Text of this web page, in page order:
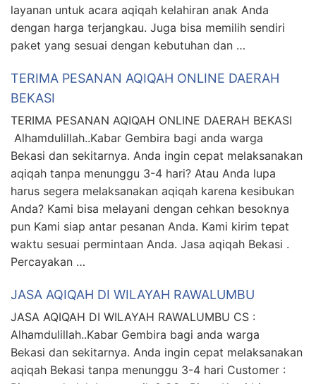
layanan untuk acara aqiqah kelahiran anak Anda
dengan harga terjangkau. Juga bisa memilih sendiri
paket yang sesuai dengan kebutuhan dan …
TERIMA PESANAN AQIQAH ONLINE DAERAH
BEKASI
TERIMA PESANAN AQIQAH ONLINE DAERAH BEKASI
Alhamdulillah..Kabar Gembira bagi anda warga
Bekasi dan sekitarnya. Anda ingin cepat melaksanakan
aqiqah tanpa menunggu 3-4 hari? Atau Anda lupa
harus segera melaksanakan aqiqah karena kesibukan
Anda? Kami bisa melayani dengan cehkan besoknya
pun Kami siap antar pesanan Anda. Kami kirim tepat
waktu sesuai permintaan Anda. Jasa aqiqah Bekasi .
Percayakan …
JASA AQIQAH DI WILAYAH RAWALUMBU
JASA AQIQAH DI WILAYAH RAWALUMBU CS :
Alhamdulillah..Kabar Gembira bagi anda warga
Bekasi dan sekitarnya. Anda ingin cepat melaksanakan
aqiqah Bekasi tanpa menunggu 3-4 hari Customer :